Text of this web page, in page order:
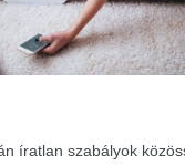
íratlan szabályok